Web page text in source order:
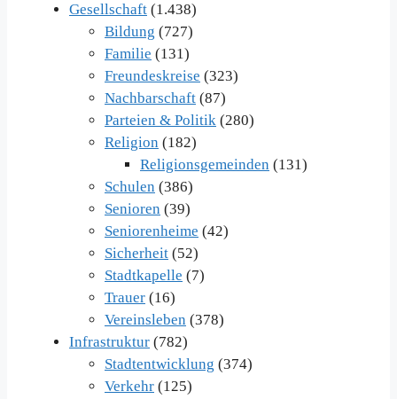
Gesellschaft (1.438)
Bildung (727)
Familie (131)
Freundeskreise (323)
Nachbarschaft (87)
Parteien & Politik (280)
Religion (182)
Religionsgemeinden (131)
Schulen (386)
Senioren (39)
Seniorenheime (42)
Sicherheit (52)
Stadtkapelle (7)
Trauer (16)
Vereinsleben (378)
Infrastruktur (782)
Stadtentwicklung (374)
Verkehr (125)